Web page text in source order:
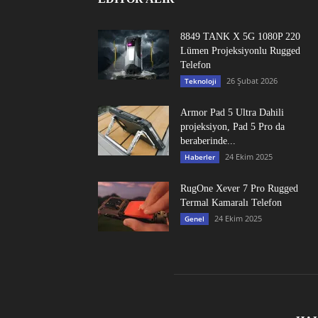
8849 TANK X 5G 1080P 220
Lümen Projeksiyonlu Rugged
Telefon
Teknoloji 26 Şubat 2026
Armor Pad 5 Ultra Dahili
projeksiyon, Pad 5 Pro da
beraberinde...
Haberler 24 Ekim 2025
RugOne Xever 7 Pro Rugged
Termal Kamaralı Telefon
Genel 24 Ekim 2025